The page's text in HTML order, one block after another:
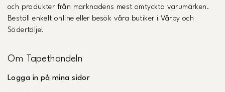
och produkter från marknadens mest omtyckta varumärken.
Beställ enkelt online eller besök våra butiker i Vårby och
Södertälje!
Om Tapethandeln
Logga in på mina sidor